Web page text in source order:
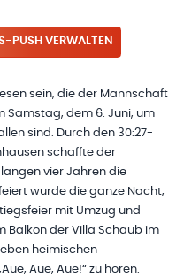
PUSH VERWALTEN
sein, die der Mannschaft
Samstag, dem 6. Juni, um
sind. Durch den 30:27-
schaffte der
vier Jahren die
wurde die ganze Nacht,
mit Umzug und
Balkon der Villa Schaub im
heimischen
Aue, Aue!“ zu hören.